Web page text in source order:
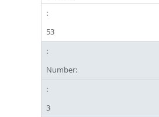
53
Number:
3